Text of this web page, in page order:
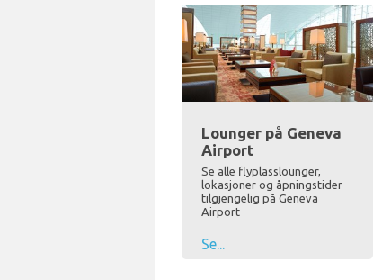
Lounger på Geneva
Airport
Se alle flyplasslounger,
lokasjoner og åpningstider
tilgjengelig på Geneva
Airport
Se...